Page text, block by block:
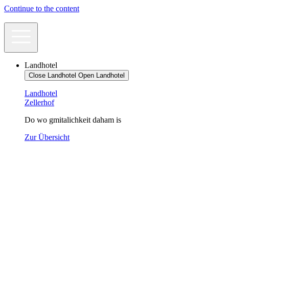
Continue to the content
Landhotel
Close Landhotel Open Landhotel
Landhotel
Zellerhof
Do wo gmitalichkeit daham is
Zur Übersicht